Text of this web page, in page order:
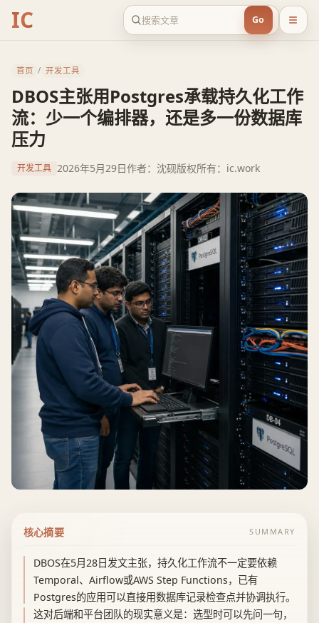
IC Go
首页 / 开发工具
DBOS主张用Postgres承载持久化工作
流：少一个编排器，还是多一份数据库
压力
开发工具 2026年5月29日作者：沈砚版权所有：ic.work
核心摘要 SUMMARY
DBOS在5月28日发文主张，持久化工作流不一定要依赖
Temporal、Airflow或AWS Step Functions，已有
Postgres的应用可以直接用数据库记录检查点并协调执行。
这对后端和平台团队的现实意义是：选型时可以先问一句，